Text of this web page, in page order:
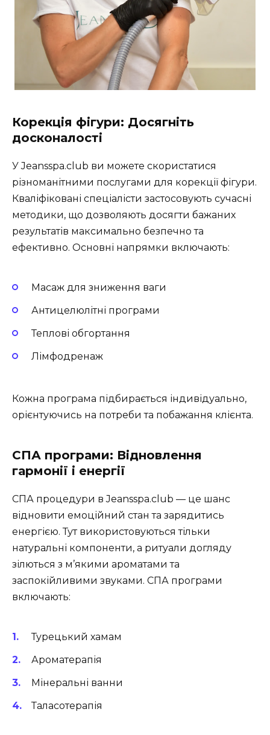
Корекція фігури: Досягніть
досконалості
У Jeansspa.club ви можете скористатися
різноманітними послугами для корекції фігури.
Кваліфіковані спеціалісти застосовують сучасні
методики, що дозволяють досягти бажаних
результатів максимально безпечно та
ефективно. Основні напрямки включають:
Масаж для зниження ваги
Антицелюлітні програми
Теплові обгортання
Лімфодренаж
Кожна програма підбирається індивідуально,
орієнтуючись на потреби та побажання клієнта.
СПА програми: Відновлення
гармонії і енергії
СПА процедури в Jeansspa.club — це шанс
відновити емоційний стан та зарядитись
енергією. Тут використовуються тільки
натуральні компоненти, а ритуали догляду
зілються з м’якими ароматами та
заспокійливими звуками. СПА програми
включають:
Турецький хамам
Ароматерапія
Мінеральні ванни
Таласотерапія